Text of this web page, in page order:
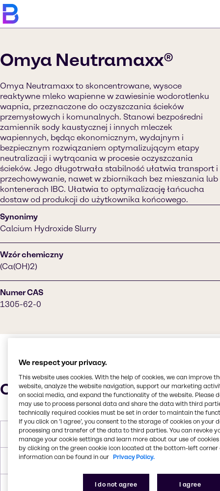
Omya Neutramaxx®
Omya Neutramaxx to skoncentrowane, wysoce
reaktywne mleko wapienne w zawiesinie wodorotlenku
wapnia, przeznaczone do oczyszczania ścieków
przemysłowych i komunalnych. Stanowi bezpośredni
zamiennik sody kaustycznej i innych mleczek
wapiennych, będąc ekonomicznym, wydajnym i
bezpiecznym rozwiązaniem optymalizującym etapy
neutralizacji i wytrącania w procesie oczyszczania
ścieków. Jego długotrwała stabilność ułatwia transport i
przechowywanie, nawet w zbiornikach bez mieszania lub
kontenerach IBC. Ułatwia to optymalizację łańcucha
dostaw od produkcji do użytkownika końcowego.
Synonimy
Calcium Hydroxide Slurry
Wzór chemiczny
(Ca(OH)2)
Numer CAS
1305-62-0
Charakterystyka
Masa molowa 74.09
Temperatura topnienia ca. 0 °C
ca. 100 °C
We respect your privacy.
This website uses cookies. With the help of cookies, we can improve
website, analyze the website navigation, support our marketing
on social media, and expand the functionality of the website. Please
may use to process personal data and share the data with third
technically required cookies must be set in order to maintain the
If you click on ’I agree’, you consent to the storage of cookies on your
processing and transfer of the data to third parties. You can revoke
manage your cookie settings and learn more about our use of cookies
by clicking on the green cookie icon located at the bottom-left corner
information can be found in our Privacy Policy.
I do not agree I agree